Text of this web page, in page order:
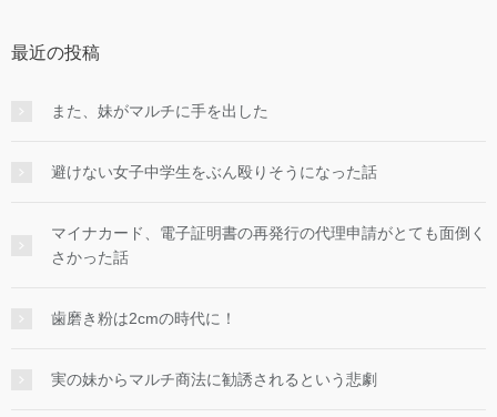
最近の投稿
また、妹がマルチに手を出した
避けない女子中学生をぶん殴りそうになった話
マイナカード、電子証明書の再発行の代理申請がとても面倒く
さかった話
歯磨き粉は2cmの時代に！
実の妹からマルチ商法に勧誘されるという悲劇